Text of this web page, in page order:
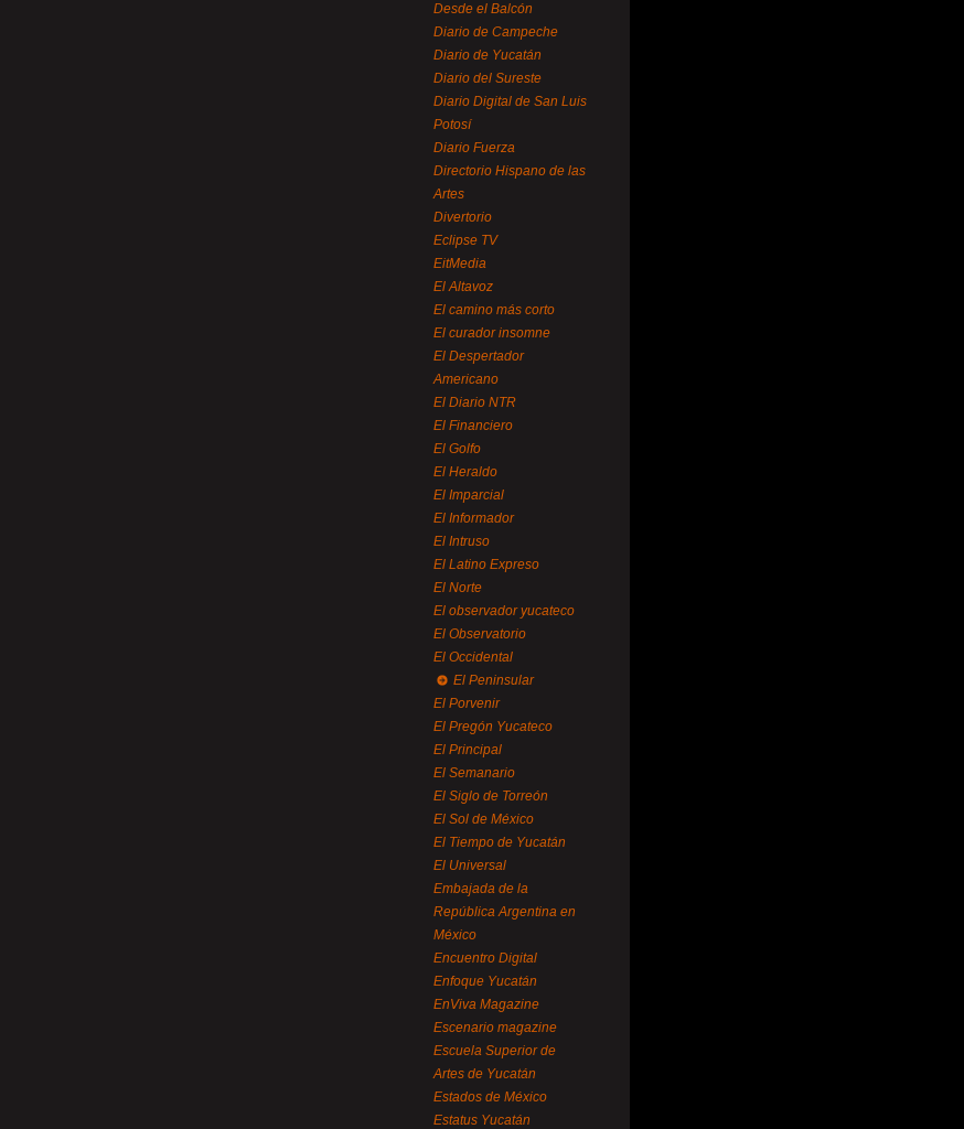
Desde el Balcón
Diario de Campeche
Diario de Yucatán
Diario del Sureste
Diario Digital de San Luis
Potosí
Diario Fuerza
Directorio Hispano de las
Artes
Divertorio
Eclipse TV
EitMedia
El Altavoz
El camino más corto
El curador insomne
El Despertador
Americano
El Diario NTR
El Financiero
El Golfo
El Heraldo
El Imparcial
El Informador
El Intruso
El Latino Expreso
El Norte
El observador yucateco
El Observatorio
El Occidental
El Peninsular
El Porvenir
El Pregón Yucateco
El Principal
El Semanario
El Siglo de Torreón
El Sol de México
El Tiempo de Yucatán
El Universal
Embajada de la
República Argentina en
México
Encuentro Digital
Enfoque Yucatán
EnViva Magazine
Escenario magazine
Escuela Superior de
Artes de Yucatán
Estados de México
Estatus Yucatán